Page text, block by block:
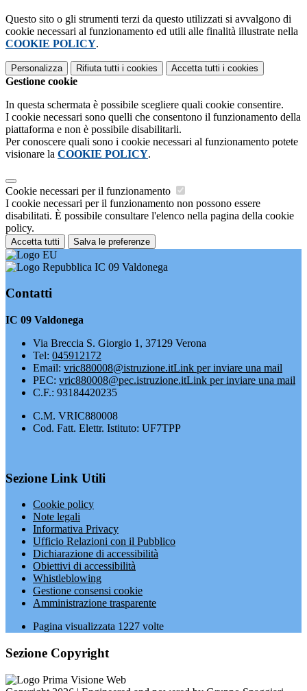
Questo sito o gli strumenti terzi da questo utilizzati si avvalgono di
cookie necessari al funzionamento ed utili alle finalità illustrate nella
COOKIE POLICY.
Personalizza Rifiuta tutti i cookies Accetta tutti i cookies
Gestione cookie
In questa schermata è possibile scegliere quali cookie consentire.
I cookie necessari sono quelli che consentono il funzionamento della
piattaforma e non è possibile disabilitarli.
Per conoscere quali sono i cookie necessari al funzionamento potete
visionare la COOKIE POLICY.
Cookie necessari per il funzionamento
I cookie necessari per il funzionamento non possono essere
disabilitati. È possibile consultare l'elenco nella pagina della cookie
policy.
Accetta tutti Salva le preferenze
IC 09 Valdonega
Contatti
IC 09 Valdonega
Via Breccia S. Giorgio 1, 37129 Verona
Tel: 045912172
Email: vric880008@istruzione.itLink per inviare una mail
PEC: vric880008@pec.istruzione.itLink per inviare una mail
C.F.: 93184420235
C.M. VRIC880008
Cod. Fatt. Elettr. Istituto: UF7TPP
Sezione Link Utili
Cookie policy
Note legali
Informativa Privacy
Ufficio Relazioni con il Pubblico
Dichiarazione di accessibilità
Obiettivi di accessibilità
Whistleblowing
Gestione consensi cookie
Amministrazione trasparente
Pagina visualizzata 1227 volte
Sezione Copyright